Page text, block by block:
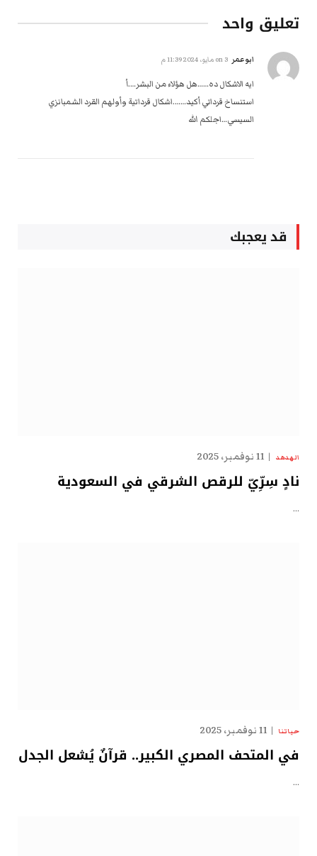
تعليق واحد
ابوعمر 3 مايو، 2024 11:39 م
ايه الاشكال ده……هل هؤلاء من البشر….أ
استنساخ قرداتي أكيد…….اشكال قرداتية وأولهم القرد الشمبانزي
السيسي…اجلكم الله
قد يعجبك
الهدهد 11 نوفمبر، 2025
نادٍ سِرِّيّ للرقص الشرقي في السعودية
…
حياتنا 11 نوفمبر، 2025
في المتحف المصري الكبير.. قرآنٌ يُشعل الجدل
…